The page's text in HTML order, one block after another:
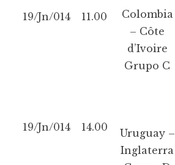
19/Jn/014 11.00
Colombia
– Côte
d’Ivoire
Grupo C
19/Jn/014 14.00
Uruguay –
Inglaterra